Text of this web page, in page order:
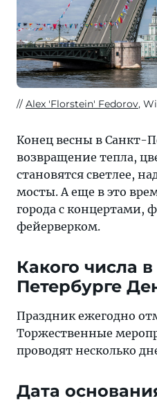
Alex 'Florstein' Fedorov,
Конец весны в Санкт-
возвращение тепла,
становятся светлее,
мосты. А еще в это
города с концертами,
фейерверком.
Какого числа
Петербурге
Праздник ежегодно
Торжественные
проводят несколько
Дата